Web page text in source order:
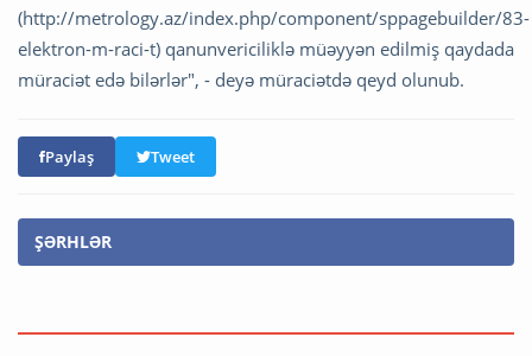
(http://metrology.az/index.php/component/sppagebuilder/83-
elektron-m-raci-t) qanunvericiliklə müəyyən edilmiş qaydada
müraciət edə bilərlər", - deyə müraciətdə qeyd olunub.
Paylaş Tweet
ŞƏRHLƏR